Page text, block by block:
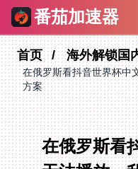
番茄加速器
首页 海外解锁国
在俄罗斯看抖音世界杯中
方案
在俄罗斯看
无法播放，